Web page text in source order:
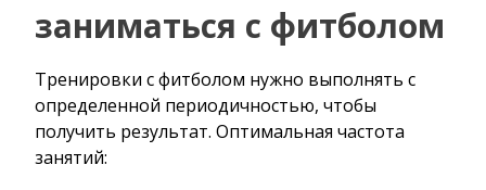
заниматься с фитболом
Тренировки с фитболом нужно выполнять с
определенной периодичностью, чтобы
получить результат. Оптимальная частота
занятий: